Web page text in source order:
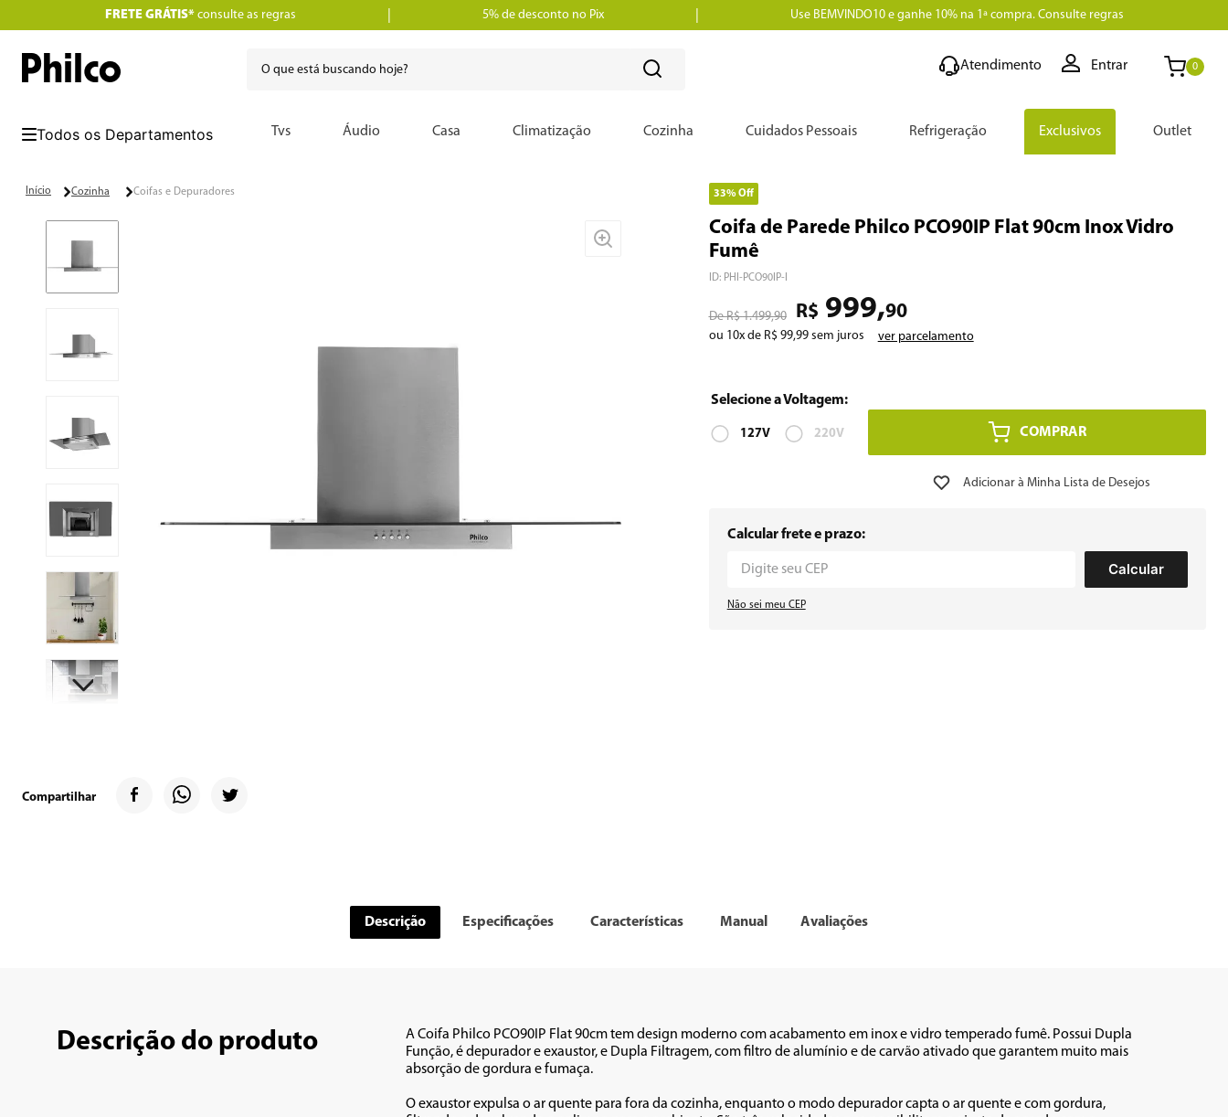
FRETE GRÁTIS*consulte as regras 5% de desconto no Pix Use BEMVINDO10 e ganhe 10% na 1ª compra. Consulte regras
Atendimento Entrar 0
Tvs Áudio Casa Climatização Cozinha Cuidados Pessoais Refrigeração Exclusivos Outlet
Cozinha Coifas e Depuradores
Compartilhar
33%Off
Coifa de Parede Philco PCO90IP Flat 90cm Inox Vidro
Fumê
ID: PHI-PCO90IP-I
R$ 1.499,90 R$ 999,90
ou 10x de R$ 99,99sem juros ver parcelamento
127V 220V COMPRAR
Calcular frete e prazo:
Calcular
Não sei meu CEP
Descrição Especificações Características Manual Avaliações
Descrição do produto
A Coifa Philco PCO90IP Flat 90cm tem design moderno com acabamento em inox e vidro temperado fumê. Possui Dupla
Função, é depurador e exaustor, e Dupla Filtragem, com filtro de alumínio e de carvão ativado que garantem muito mais
absorção de gordura e fumaça.
O exaustor expulsa o ar quente para fora da cozinha, enquanto o modo depurador capta o ar quente e com gordura,
1º lava seca